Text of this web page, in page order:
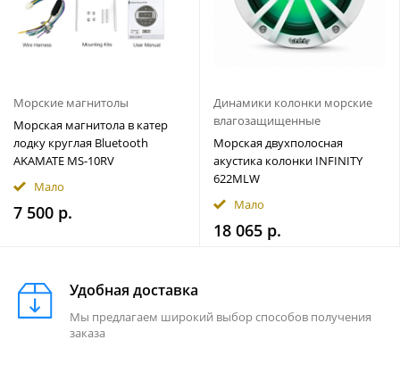
Морские магнитолы
Морская магнитола в катер
лодку круглая Bluetooth
AKAMATE MS-10RV
Мало
7 500 р.
Динамики колонки морские
влагозащищенные
Морская двухполосная
акустика колонки INFINITY
622MLW
Мало
18 065 р.
Удобная доставка
Мы предлагаем широкий выбор способов получения
заказа